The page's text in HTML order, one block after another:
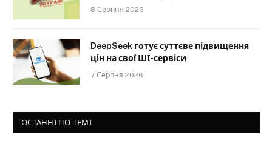
8 Серпня 2026
DeepSeek готує суттєве підвищення
цін на свої ШІ-сервіси
7 Серпня 2026
ОСТАННІ ПО ТЕМІ